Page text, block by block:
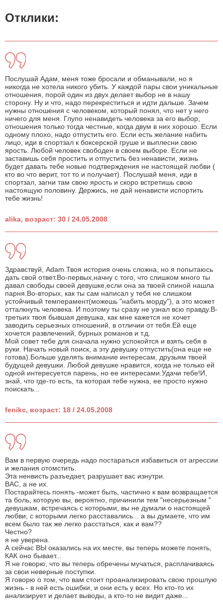
Отклики:
Послушай Адам, меня тоже бросали и обманывали, но я
никогда не хотела никого убить. У каждой пары свои уникальные
отношения, порой один из двух делает выбор не в нашу
сторону. Ну и что, надо перекреститься и идти дальше. Зачем
нужны отношения с человеком, который понял, что нет у него
ничего для меня. Глупо ненавидеть человека за его выбор,
отношения только тогда честные, когда двум в них хорошо. Если
одному плохо, надо отпустить его. Если есть желание набить
лицо, иди в спортзал к боксерской груше и выплесни свою
ярость. Любой человек свободен в своем выборе. Если не
заставишь себя простить и отпустить без ненависти, жизнь
будет давать тебе новые подтверждения не настоящей любви (
кто во что верит, тот то и получает). Послушай меня, иди в
спортзал, загни там свою ярость и скоро встретишь свою
настоящую половину. Держись, не дай ненависти испортить
тебе жизнь!
alika, возраст: 30 / 24.05.2008
Здравствуй, Adam.Твоя история очень сложна, но я попытаюсь
дать свой ответ.Во-первых,начну с того, что слишком много ты
давал свободы своей девушке,если она за твоей спиной нашла
парня.Во-вторых, как ты сам написал у тебя не слишком
устойчивый темперамент(можешь "набить морду"), а это может
отталкнуть человека. И поэтому ты сразу не узнал всю правду.В-
третьих твоя бывшая девушка, как мне кажется не хочет
заводить серьезных отношений, в отличии от тебя.Ей еще
хочется развлечений, бурных романов и т.д.
Мой совет тебе для сначала нужно успокойтся и взять себя в
руки. Начать новый поиск, а эту девушку отпустить(она еще не
готова).Больше уделять внимание интересам, друзьям твоей
будущей девушки. Любой девушке нравится, когда не только ей
одной интересуется парень, но ее интересами.Удачи тебе!И,
знай, что где-то есть, та которая тебе нужна, ее просто нужно
поискать...
fenikc, возраст: 18 / 24.05.2008
Вам в первую очередь надо постараться избавиться от агрессии
и желания отомстить.
Эта ненвисть разъедает, разрушает вас изнутри.
ВАС, а не их.
Постарайтесь понять -может быть, частично к вам возвращается
та боль, которую вы, вероятно, причинили тем "несерьезным "
девушкам, встречаясь с которыми, вы не думали о настоящей
любви, с которыми легко расставались... а вы думаете, что им
всем было так же легко расстаться, как и вам??
Честно?
я не уверена.
А сейчас ВЫ оказались на их месте, вы теперь можете понять,
КАК оно бывает...
Я не говорю, что вы теперь обречены мучаться, расплачиваясь
за свои неверные поступки.
Я говорю о том, что вам стоит проанализировать свою прошлую
жизнь - в ней есть ошибки, и они есть у всех. Но кто-то их
анализирует и делает выводы, а кто-то не видит даже...